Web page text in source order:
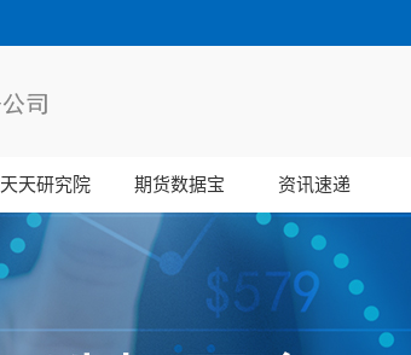
天天研究院 期货数据宝 资讯速递